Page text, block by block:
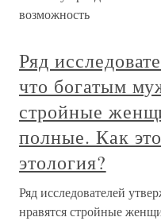
возможность
Ряд
что богатым
стройные
полные. Как
этология?
Ряд исследователей
нравятся стройные